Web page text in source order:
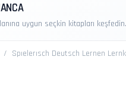
uygun seçkin kitapları keşfedin.
Spıelerısch Deutsch Lernen